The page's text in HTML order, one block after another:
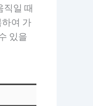
직일 때
여 가
있을